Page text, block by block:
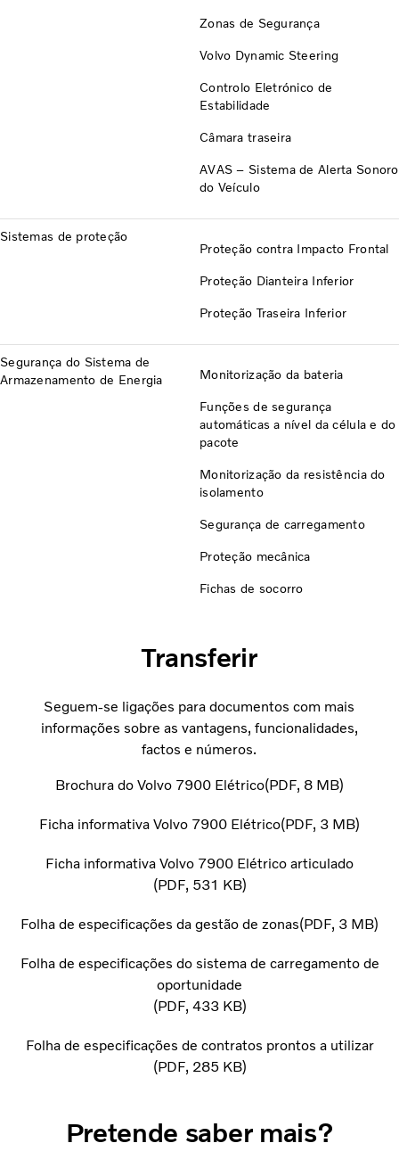
Zonas de Segurança
Volvo Dynamic Steering
Controlo Eletrónico de
Estabilidade
Câmara traseira
AVAS – Sistema de Alerta Sonoro
do Veículo
Sistemas de proteção
Proteção contra Impacto Frontal
Proteção Dianteira Inferior
Proteção Traseira Inferior
Segurança do Sistema de
Armazenamento de Energia
Monitorização da bateria
Funções de segurança
automáticas a nível da célula e do
pacote
Monitorização da resistência do
isolamento
Segurança de carregamento
Proteção mecânica
Fichas de socorro
Transferir
Seguem-se ligações para documentos com mais
informações sobre as vantagens, funcionalidades,
factos e números.
Brochura do Volvo 7900 Elétrico PDF 8 MB
Ficha informativa Volvo 7900 Elétrico PDF 3 MB
Ficha informativa Volvo 7900 Elétrico articulado
PDF 531 KB
Folha de especificações da gestão de zonas PDF 3 MB
Folha de especificações do sistema de carregamento de
oportunidade
PDF 433 KB
Folha de especificações de contratos prontos a utilizar
PDF 285 KB
Pretende saber mais?